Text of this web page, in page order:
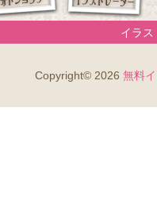
録 イラス
Copyright© 2026 無料